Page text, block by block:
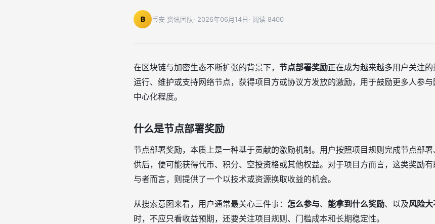
B 币安 资讯团队· 2026年06月14日· 阅读 8400
在区块链与加密生态不断扩张的背景下， 节点部署奖励正在成为越来越多用户关注
运行、维护或支持网络节点，获得项目方或协议方发放的激励，用于鼓励更多人参
中心化程度。
什么是节点部署奖励
节点部署奖励，本质上是一种基于贡献的激励机制。用户按照项目规则完成节点部
供后，便可能获得代币、积分、空投资格或其他权益。对于项目方而言，这类奖励
与者而言，则提供了一个以技术或资源换取收益的机会。
从搜索意图来看，用户通常最关心三件事： 怎么参与、 能拿到什么奖励、以及风险
时，不应只看收益预期，还要关注项目规则、门槛成本和长期稳定性。